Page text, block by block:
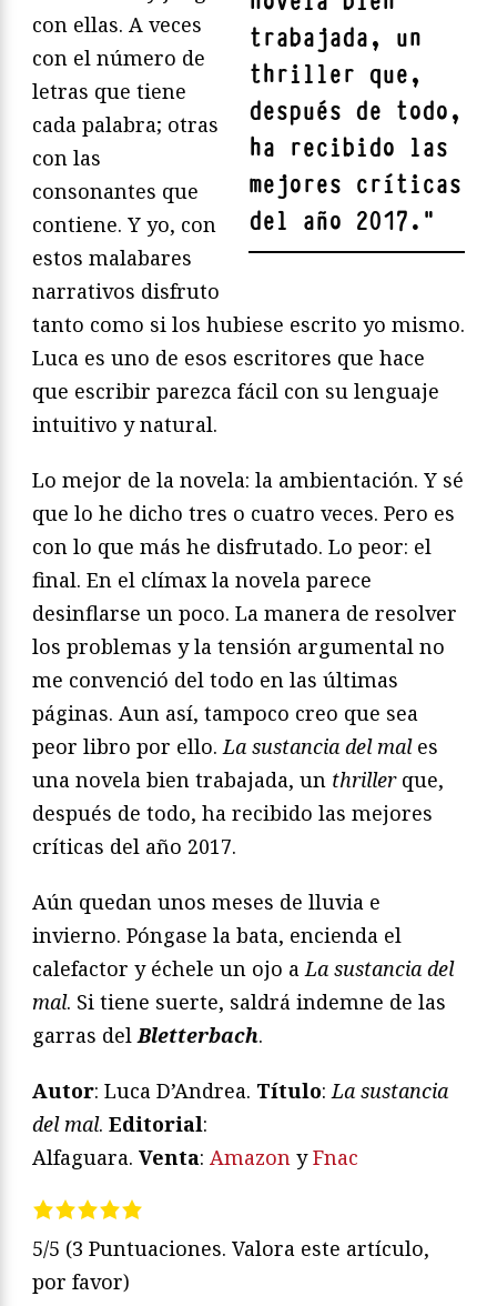
trabajada, un
thriller que,
después de todo,
ha recibido las
mejores críticas
del año 2017. "
con ellas. A veces
con el número de
letras que tiene
cada palabra; otras
con las
consonantes que
contiene. Y yo, con
estos malabares
narrativos disfruto
tanto como si los hubiese escrito yo mismo.
Luca es uno de esos escritores que hace
que escribir parezca fácil con su lenguaje
intuitivo y natural.
Lo mejor de la novela: la ambientación. Y sé
que lo he dicho tres o cuatro veces. Pero es
con lo que más he disfrutado. Lo peor: el
final. En el clímax la novela parece
desinflarse un poco. La manera de resolver
los problemas y la tensión argumental no
me convenció del todo en las últimas
páginas. Aun así, tampoco creo que sea
peor libro por ello.La sustancia del males
una novela bien trabajada, un thrillerque,
después de todo, ha recibido las mejores
críticas del año 2017.
Aún quedan unos meses de lluvia e
invierno. Póngase la bata, encienda el
calefactor y échele un ojo aLa sustancia del
mal. Si tiene suerte, saldrá indemne de las
garras delBletterbach.
Autor: Luca D’Andrea. Título:La sustancia
del mal. Editorial:
Alfaguara. Venta: Amazon yFnac
5/5 (3 Puntuaciones. Valora este artículo,
por favor)